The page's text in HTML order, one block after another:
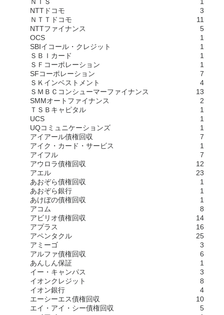
NTTドコモ
3
ＮＴＴドコモ
11
NTTファイナンス
5
OCS
1
SBIイコール・クレジット
1
ＳＢＩカード
1
ＳＦコーポレーション
1
SFコーポレーション
7
ＳＫインベストメント
4
ＳＭＢＣコンシューマーファイナンス
13
SMMオートファイナンス
2
ＴＳＢキャピタル
1
UCS
1
UQコミュニケーションズ
1
アイアール債権回収
7
アイク・カード・サービス
1
アイフル
7
アウロラ債権回収
12
アエル
23
あおぞら債権回収
1
あおぞら銀行
1
あけぼの債権回収
1
アコム
8
アビリオ債権回収
14
アプラス
16
アペンタクル
25
アミーゴ
3
アルファ債権回収
6
あんしん保証
1
イー・キャンパス
3
イオンクレジット
8
イオン銀行
4
エーシーエス債権回収
10
エイ・アイ・シー債権回収
5